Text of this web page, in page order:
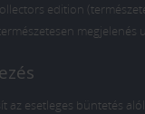
edition
megjelenés
az esetleges büntetés